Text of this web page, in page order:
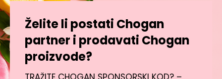
Želite li postati Chogan
partner i prodavati Chogan
proizvode?